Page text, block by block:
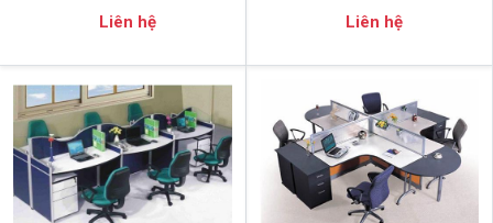
Liên hệ Liên hệ